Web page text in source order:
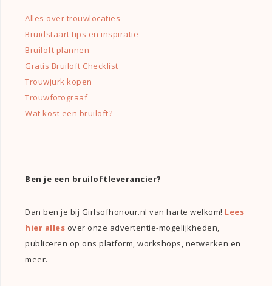
Alles over trouwlocaties
Bruidstaart tips en inspiratie
Bruiloft plannen
Gratis Bruiloft Checklist
Trouwjurk kopen
Trouwfotograaf
Wat kost een bruiloft?
Ben je een bruiloftleverancier?
Dan ben je bij Girlsofhonour.nl van harte welkom! Lees
hier alles over onze advertentie-mogelijkheden,
publiceren op ons platform, workshops, netwerken en
meer.